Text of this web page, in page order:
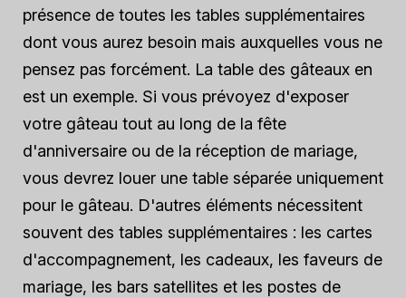
présence de toutes les tables supplémentaires
dont vous aurez besoin mais auxquelles vous ne
pensez pas forcément. La table des gâteaux en
est un exemple. Si vous prévoyez d'exposer
votre gâteau tout au long de la fête
d'anniversaire ou de la réception de mariage,
vous devrez louer une table séparée uniquement
pour le gâteau. D'autres éléments nécessitent
souvent des tables supplémentaires : les cartes
d'accompagnement, les cadeaux, les faveurs de
mariage, les bars satellites et les postes de